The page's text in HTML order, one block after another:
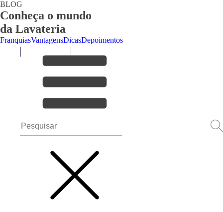
BLOG
Conheça o mundo
da Lavateria
FranquiasVantagensDicasDepoimentos